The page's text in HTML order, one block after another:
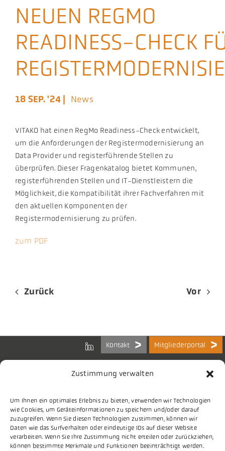
Zustimmung verwalten
Um Ihnen ein optimales Erlebnis zu bieten, verwenden wir Technologien
wie Cookies, um Geräteinformationen zu speichern und/oder darauf
zuzugreifen. Wenn Sie diesen Technologien zustimmen, können wir
Daten wie das Surfverhalten oder eindeutige IDs auf dieser Website
verarbeiten. Wenn Sie Ihre Zustimmung nicht erteilen oder zurückziehen,
können bestimmte Merkmale und Funktionen beeinträchtigt werden.
Aktuelles
Podcast
NEUEN REGMO
READINESS-CHECK
18 SEP. '24 | News
VITAKO hat einen RegMo Readiness-Check entwickelt,
um die Anforderungen der Registermodernisierung an
Data Provider und registerführende Stellen zu
überprüfen. Dieser Fragenkatalog bietet Kommunen,
registerführenden Stellen und IT-Dienstleistern die
Möglichkeit, die Kompatibilität ihrer Fachverfahren mit
den aktuellen Komponenten der
Registermodernisierung zu prüfen.
zum PDF
Zurück Vor
Kontakt Mitgliederportal
Bundes-Arbeitsgemeinschaft
der Kommunalen IT-Dienstleister e.V.
Charlottenstraße 65
10117 Berlin